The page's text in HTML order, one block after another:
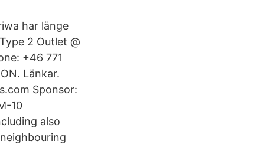
har länge
2 Outlet @
+46 771
Länkar.
Sponsor:
10
also